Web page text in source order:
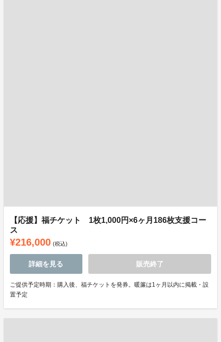
【応援】福チケット 1枚1,000円×6ヶ月186枚支援コー
ス
¥216,000 (税込)
詳細を見る 販売終了
ご提供予定時期：購入後、福チケットを発券。暖簾は1ヶ月以内に掲載・設
置予定